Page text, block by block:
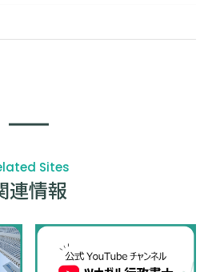
Sites
連情報